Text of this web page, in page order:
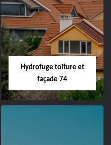
Hydrofuge toiture et
façade 74